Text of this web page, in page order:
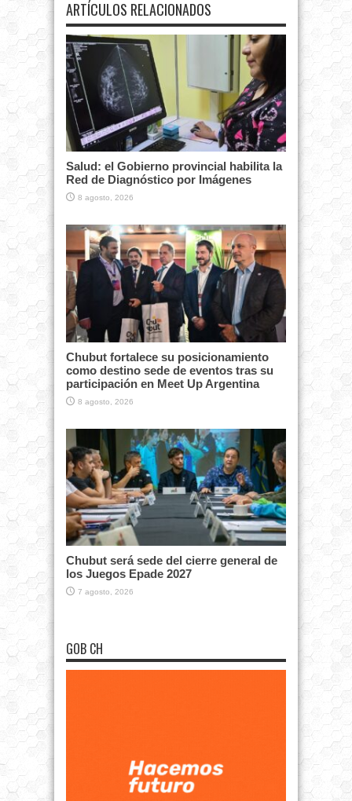
ARTÍCULOS RELACIONADOS
Salud: el Gobierno provincial habilita la
Red de Diagnóstico por Imágenes
8 agosto, 2026
Chubut fortalece su posicionamiento
como destino sede de eventos tras su
participación en Meet Up Argentina
8 agosto, 2026
Chubut será sede del cierre general de
los Juegos Epade 2027
7 agosto, 2026
GOB CH